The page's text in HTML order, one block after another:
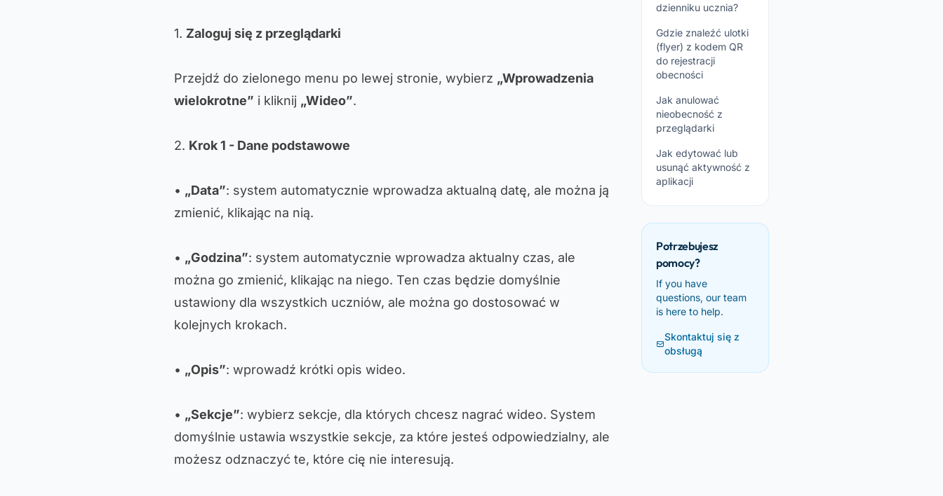
1. Zaloguj się z przeglądarki
Przejdź do zielonego menu po lewej stronie, wybierz „Wprowadzenia
wielokrotne” i kliknij „Wideo”.
2. Krok 1 - Dane podstawowe
• „Data”: system automatycznie wprowadza aktualną datę, ale można ją
zmienić, klikając na nią.
• „Godzina”: system automatycznie wprowadza aktualny czas, ale
można go zmienić, klikając na niego. Ten czas będzie domyślnie
ustawiony dla wszystkich uczniów, ale można go dostosować w
kolejnych krokach.
• „Opis”: wprowadź krótki opis wideo.
• „Sekcje”: wybierz sekcje, dla których chcesz nagrać wideo. System
domyślnie ustawia wszystkie sekcje, za które jesteś odpowiedzialny, ale
możesz odznaczyć te, które cię nie interesują.
dzienniku ucznia?
Gdzie znaleźć ulotki
(flyer) z kodem QR
do rejestracji
obecności
Jak anulować
nieobecność z
przeglądarki
Jak edytować lub
usunąć aktywność z
aplikacji
Potrzebujesz
pomocy?
If you have
questions, our team
is here to help.
Skontaktuj się z
obsługą